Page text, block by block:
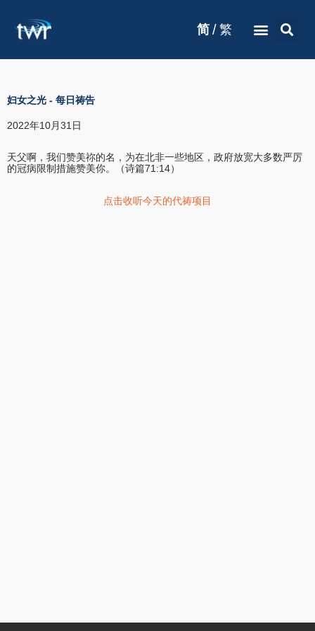
简 / 繁
妇女之光 - 每日祷告
2022年10月31日
天父啊，我们赞美祢的名，为在北非一些地区，政府放宽大多数严厉
的冠病限制措施赞美你。（诗篇71:14）
点击收听今天的代祷项目